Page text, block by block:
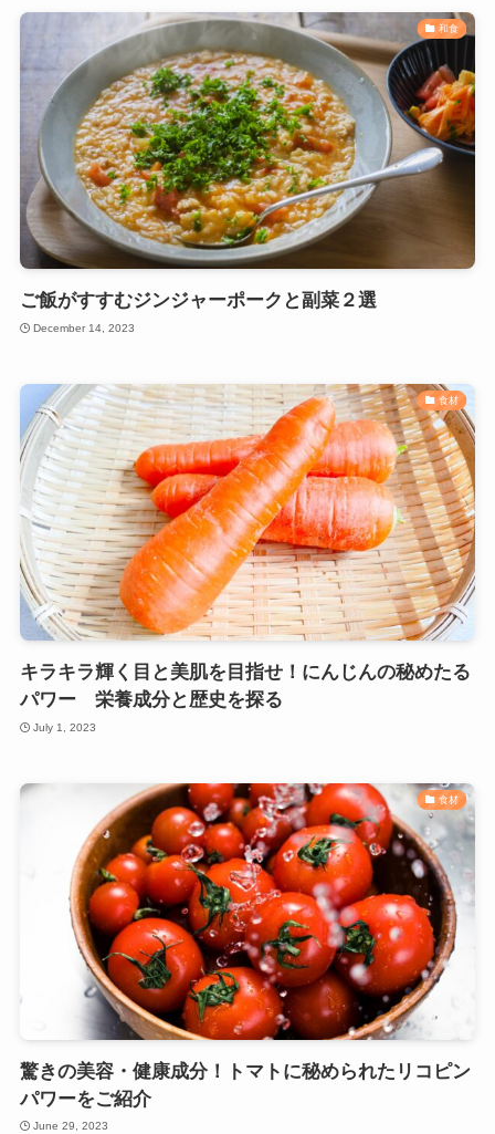
和食
ご飯がすすむジンジャーポークと副菜２選
December 14, 2023
食材
キラキラ輝く目と美肌を目指せ！にんじんの秘めたる
パワー 栄養成分と歴史を探る
July 1, 2023
食材
驚きの美容・健康成分！トマトに秘められたリコピン
パワーをご紹介
June 29, 2023